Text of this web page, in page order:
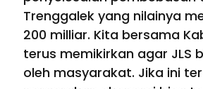
Trenggalek yang nilainya
200 milliar. Kita bersama
terus memikirkan agar JLS
oleh masyarakat. Jika ini